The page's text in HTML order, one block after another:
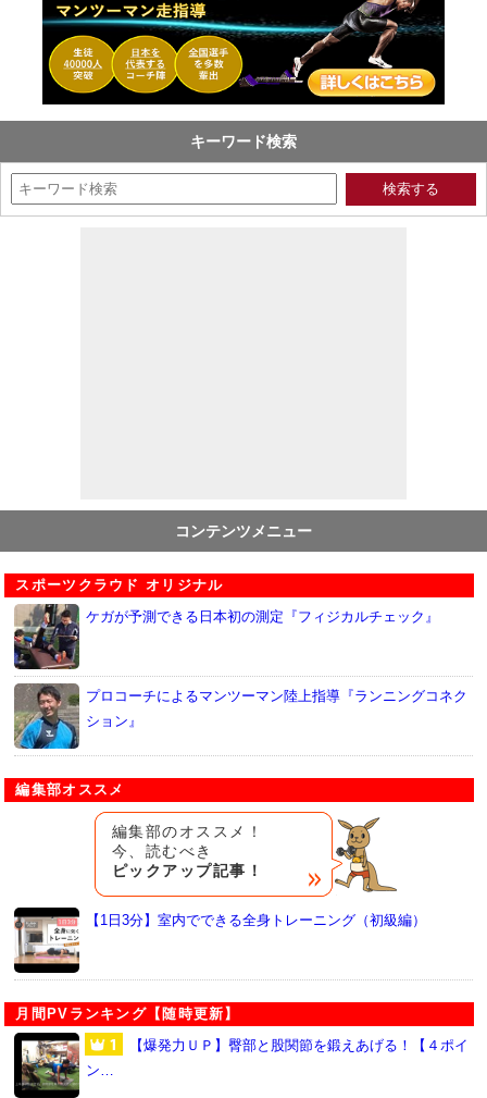
キーワード検索
コンテンツメニュー
スポーツクラウド オリジナル
ケガが予測できる日本初の測定『フィジカルチェック』
プロコーチによるマンツーマン陸上指導『ランニングコネク
ション』
編集部オススメ
編集部のオススメ！
今、読むべき
ピックアップ記事！
【1日3分】室内でできる全身トレーニング（初級編）
月間PVランキング【随時更新】
【爆発力ＵＰ】臀部と股関節を鍛えあげる！【４ポイ
ン…